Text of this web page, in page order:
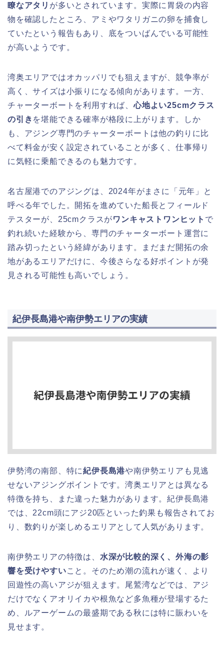
瞭なアタリ が多いとされています。実際に胃袋の内容
物を確認したところ、アミやワタリガニの卵を捕食し
ていたという報告もあり、底をついばんでいる可能性
が高いようです。
湾奥エリアではオカッパリでも狙えますが、競争率が
高く、サイズは小振りになる傾向があります。一方、
チャーターボートを利用すれば、心地よい25cmクラス
の引き を堪能できる確率が格段に上がります。しか
も、アジング専門のチャーターボートは他の釣りに比
べて料金が安く設定されていることが多く、仕事帰り
に気軽に乗船できるのも魅力です。
名古屋港でのアジングは、2024年がまさに「元年」と
呼べる年でした。開拓を進めていた船長とフィールド
テスターが、25cmクラスがワンキャストワンヒット で
釣れ続いた経験から、専門のチャーターボート運営に
踏み切ったという経緯があります。まだまだ開拓の余
地があるエリアだけに、今後さらなる好ポイントが発
見される可能性も高いでしょう。
紀伊長島港や南伊勢エリアの実績
伊勢湾の南部、特に紀伊長島港や南伊勢エリアも見逃
せないアジングポイントです。湾奥エリアとは異なる
特徴を持ち、また違った魅力があります。紀伊長島港
では、22cm頭にアジ20匹といった釣果も報告されてお
り、数釣りが楽しめるエリアとして人気があります。
南伊勢エリアの特徴は、 水深が比較的深く、外海の影
響を受けやすいこと。そのため潮の流れが速く、より
回遊性の高いアジが狙えます。尾鷲湾などでは、アジ
だけでなくアオリイカや根魚など多魚種が登場するた
め、ルアーゲームの最盛期である秋には特に賑わいを
見せます。